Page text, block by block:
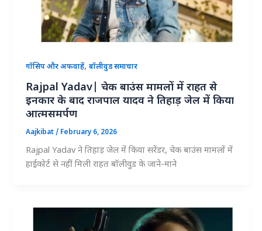
गॉसिप और अफवाहें,बॉलीवुड समाचार
Rajpal Yadav| चेक बाउंस मामलों में राहत से
इनकार के बाद राजपाल यादव ने तिहाड़ जेल में किया
आत्मसमर्पण
Aajkibat/ February 6, 2026
Rajpal Yadav ने तिहाड़ जेल में किया सरेंडर, चेक बाउंस मामलों में
हाईकोर्ट से नहीं मिली राहत बॉलीवुड के जाने-माने